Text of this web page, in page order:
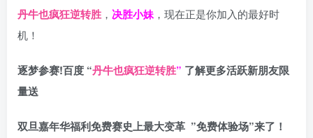
丹牛也疯狂逆转胜 ， 决胜小妹 ，现在正是你加入的最好时
机！
逐梦参赛!百度 “丹牛也疯狂逆转胜” 了解更多活跃新朋友限
量送
双旦嘉年华福利免费赛史上最大变革 ”免费体验场”来了！